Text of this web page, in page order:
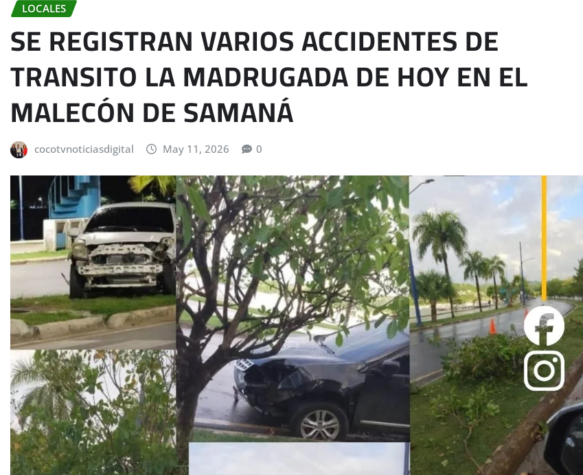
LOCALES
SE REGISTRAN VARIOS ACCIDENTES DE
TRANSITO LA MADRUGADA DE HOY EN EL
MALECÓN DE SAMANÁ
cocotvnoticiasdigital May 11, 2026 0